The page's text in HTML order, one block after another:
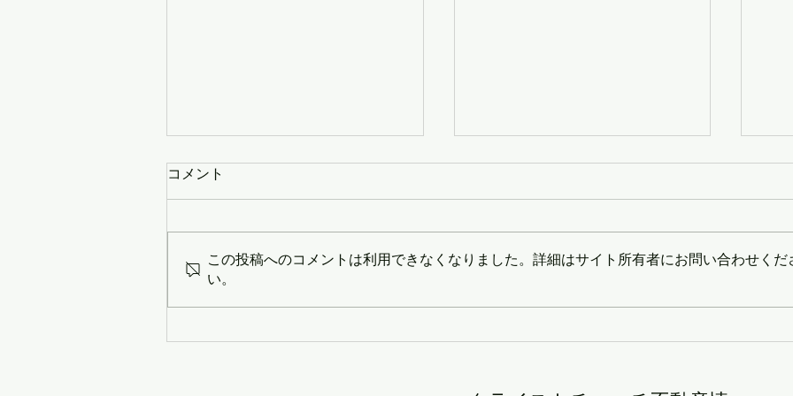
Median Price & Sales Count
2026年6月度 住宅統計レポ
コメント
この投稿へのコメントは利用できなくなりました。詳細はサイト所有者にお問い合わせくだ
い。